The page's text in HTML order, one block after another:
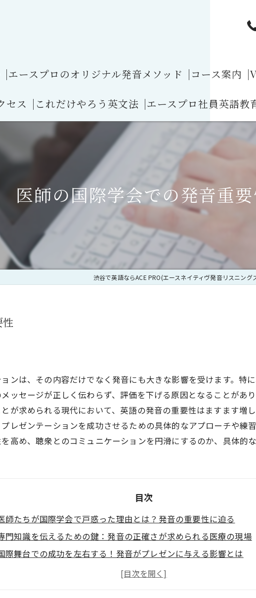
|エースプロのオリジナル発音メソッド |コース案内
発音と4技能を完
|医師発音コース
|弁護士発音コー
|パイロットの
|CAの英語機
|医師と患者のコミ
|面接シュミレーシ
|フラッシュ英語脳
|弁護士とクライエ
区切って話すと失礼?!
カ英語のナチュラルな発音のルール１
カ英語のナチュラルスピードの発音の"h"の脱落
ス英語とアメリカ英語の語彙の違い１車や運転に関する語彙
ス英語とアメリカ英語の語彙の違い２－買い物編
ス英語アメリカ英語の違い３ 文法
ス英語とアメリカ英語の違い４ 音とリズムの違い
修得に年齢は関係あるのか？
悪くて苦労しました
セス |これだけやろう英文法
[1] 動詞(Verbs)目次
[2] 時制(Tense)目次
[3] 受動態目次
[4] 仮定法(Subjunctives) 目次
[5] 疑問詞目次
[12] 比較(Comparison)目次
[14] 動名詞(Gerund)目次
[17] 接続詞(Conjunctions)目次
|エースプロ社員英語教
医師の国際学会での発音重
渋谷で英語ならACE PRO(エースネイティヴ発音リスニング
性
ンは、その内容だけでなく発音にも大きな影響を受けます。特
ッセージが正しく伝わらず、評価を下げる原因となることがあ
が求められる現代において、英語の発音の重要性はますます増
レゼンテーションを成功させるための具体的なアプローチや練
高め、聴衆とのコミュニケーションを円滑にするのか、具体的
目次
師たちが国際学会で戸惑った理由とは？発音の重要性に迫る
門知識を伝えるための鍵：発音の正確さが求められる医療の現場
際舞台での成功を左右する！発音がプレゼンに与える影響とは
発音の改善がもたらすメリット：信頼性とコミュニケーションの向上